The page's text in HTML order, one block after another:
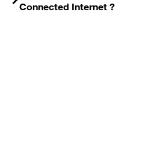
Connected Internet ?